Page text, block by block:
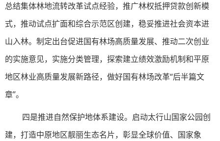
总结集体林地流转改革试点经验，推广林权抵押贷款创新模
式，推动试点扩面和综合示范区创建，稳妥推进社会资本进
山入林。制定出台促进国有林场高质量发展、推动二次创业
的实施意见，实施分类管理，探索建立绩效激励机制和平原
地区林业高质量发展新路径，做好国有林场改革“后半篇文
章”。
四是推进自然保护地体系建设。启动太行山国家公园创
建，打造中原地区靓丽生态名片，彰显全球价值、国家象